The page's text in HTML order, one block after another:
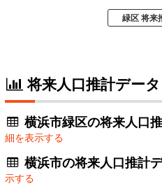
緑区 将来
将来人口推計データ
横浜市緑区の将来人口
細を表示する
横浜市の将来人口推計
示する